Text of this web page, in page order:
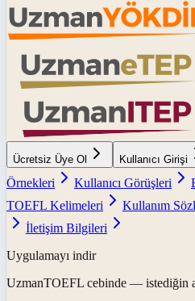
Ücretsiz Üye Ol Kullanıcı Girişi
Örnekleri
Kullanıcı Görüşleri
TOEFL Kelimeleri
Kullanım
İletişim Bilgileri
Uygulamayı indir
UzmanTOEFL cebinde — istediğin